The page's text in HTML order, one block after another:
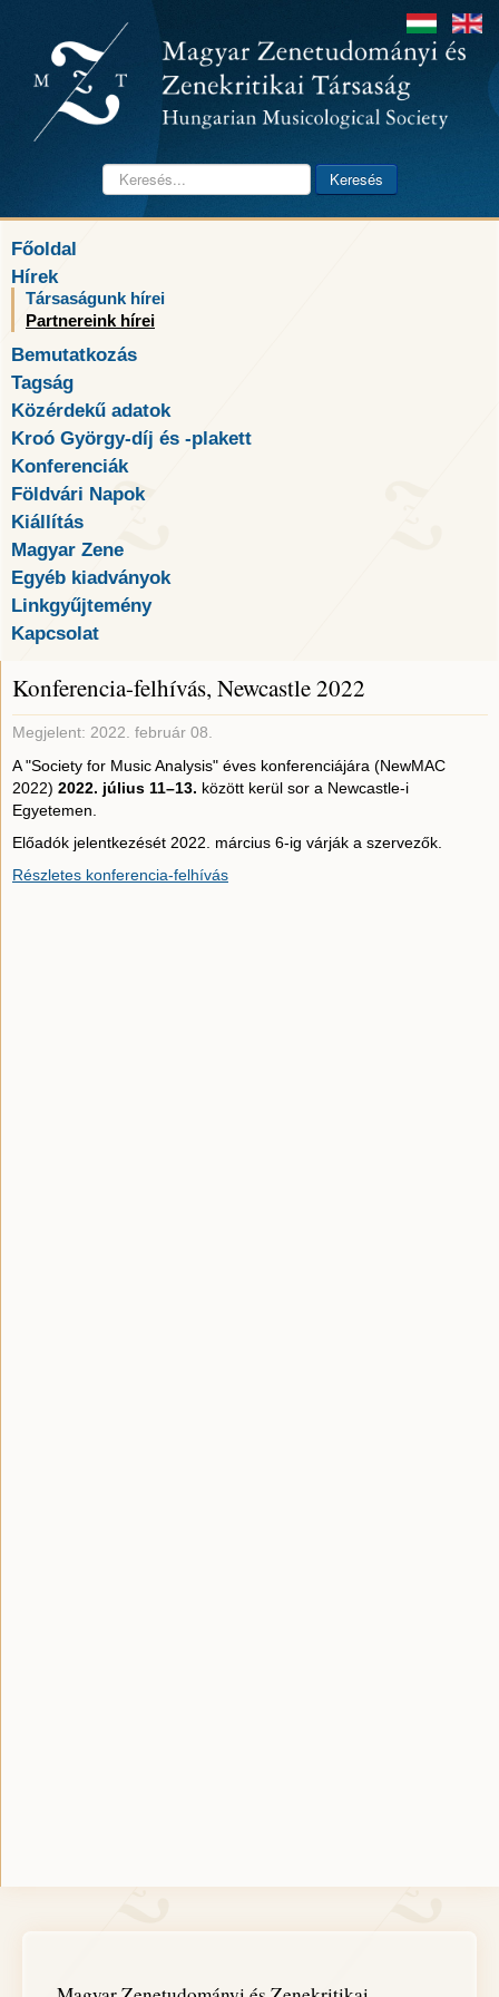
Keresés... Keresés
Főoldal
Hírek
Társaságunk hírei
Partnereink hírei
Bemutatkozás
Tagság
Közérdekű adatok
Kroó György-díj és -plakett
Konferenciák
Földvári Napok
Kiállítás
Magyar Zene
Egyéb kiadványok
Linkgyűjtemény
Kapcsolat
Konferencia-felhívás, Newcastle 2022
Megjelent: 2022. február 08.
A "Society for Music Analysis" éves konferenciájára (NewMAC
2022) 2022. július 11–13. között kerül sor a Newcastle-i
Egyetemen.
Előadók jelentkezését 2022. március 6-ig várják a szervezők.
Részletes konferencia-felhívás